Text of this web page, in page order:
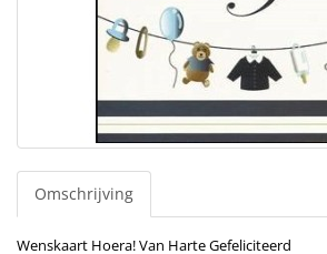
Omschrijving
Wenskaart Hoera! Van Harte Gefeliciteerd